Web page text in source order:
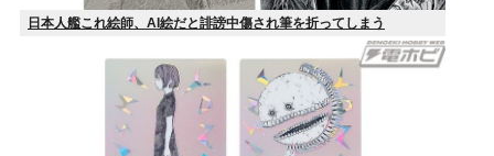
日本人艦これ絵師、AI絵だと誹謗中傷され筆を折ってしまう